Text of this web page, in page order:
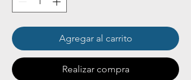
Agregar al carrito
Realizar compra